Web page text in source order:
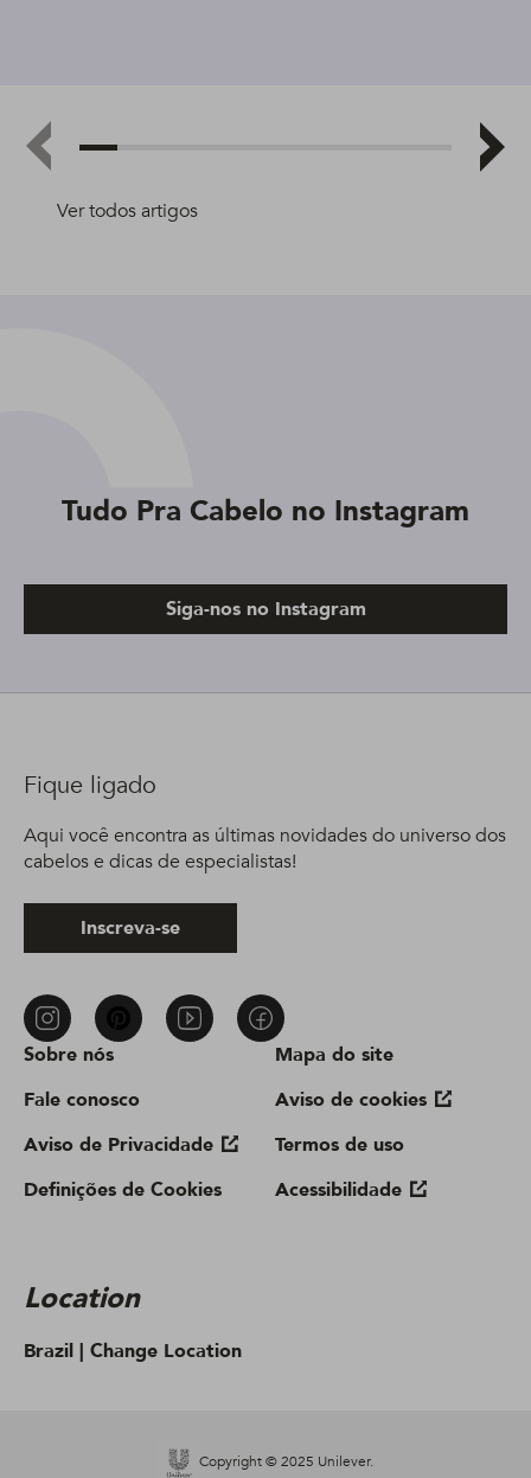
Ver todos artigos
Tudo Pra Cabelo no Instagram
Siga-nos no Instagram
Sobre nós
Fale conosco
Aviso de Privacidade
Definições de Cookies
Mapa do site
Aviso de cookies
Termos de uso
Acessibilidade
Location
Brazil | Change Location
Fique ligado
Aqui você encontra as últimas novidades do universo dos
cabelos e dicas de especialistas!
Inscreva-se
Copyright © 2025 Unilever.